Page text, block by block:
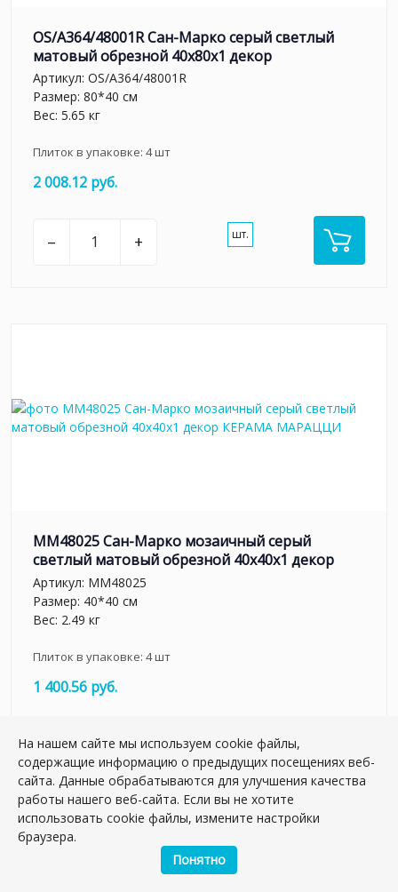
OS/A364/48001R Сан-Марко серый светлый
матовый обрезной 40x80x1 декор
Артикул: OS/A364/48001R
Размер: 80*40 см
Вес: 5.65 кг
Плиток в упаковке: 4шт
2 008.12 руб.
– + шт.
MM48025 Сан-Марко мозаичный серый
светлый матовый обрезной 40x40x1 декор
Артикул: MM48025
Размер: 40*40 см
Вес: 2.49 кг
Плиток в упаковке: 4шт
1 400.56 руб.
– + шт.
На нашем сайте мы используем cookie файлы,
содержащие информацию о предыдущих посещениях веб-
сайта. Данные обрабатываются для улучшения качества
работы нашего веб-сайта. Если вы не хотите
использовать cookie файлы, измените настройки
браузера.
Понятно